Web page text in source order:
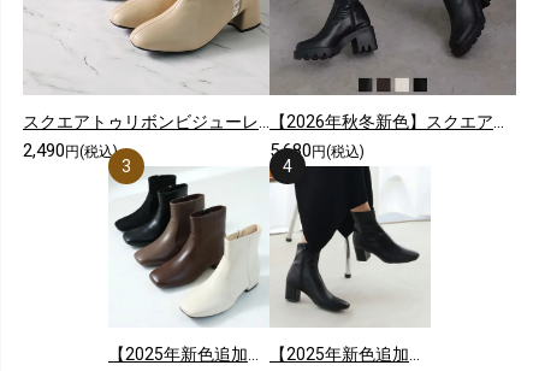
2,490 円(税込) 5,680 円(税込)